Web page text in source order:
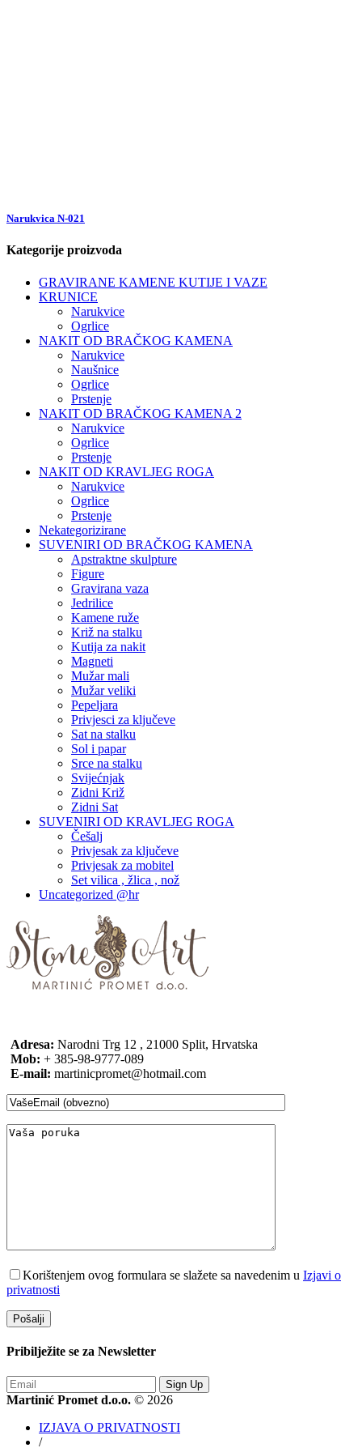
Narukvica N-021
Kategorije proizvoda
GRAVIRANE KAMENE KUTIJE I VAZE
KRUNICE
Narukvice
Ogrlice
NAKIT OD BRAČKOG KAMENA
Narukvice
Naušnice
Ogrlice
Prstenje
NAKIT OD BRAČKOG KAMENA 2
Narukvice
Ogrlice
Prstenje
NAKIT OD KRAVLJEG ROGA
Narukvice
Ogrlice
Prstenje
Nekategorizirane
SUVENIRI OD BRAČKOG KAMENA
Apstraktne skulpture
Figure
Gravirana vaza
Jedrilice
Kamene ruže
Križ na stalku
Kutija za nakit
Magneti
Mužar mali
Mužar veliki
Pepeljara
Privjesci za ključeve
Sat na stalku
Sol i papar
Srce na stalku
Svijećnjak
Zidni Križ
Zidni Sat
SUVENIRI OD KRAVLJEG ROGA
Češalj
Privjesak za ključeve
Privjesak za mobitel
Set vilica , žlica , nož
Uncategorized @hr
Adresa: Narodni Trg 12 , 21000 Split, Hrvatska
Mob: + 385-98-9777-089
E-mail: martinicpromet@hotmail.com
Korištenjem ovog formulara se slažete sa navedenim u Izjavi o
privatnosti
Pribilježite se za Newsletter
Sign Up
Martinić Promet d.o.o. © 2026
IZJAVA O PRIVATNOSTI
/